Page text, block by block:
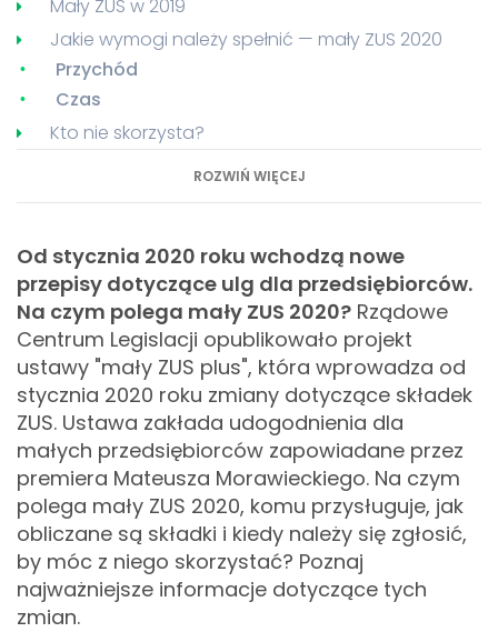
Mały ZUS w 2019
Jakie wymogi należy spełnić — mały ZUS 2020
Przychód
Czas
Kto nie skorzysta?
Przychód powyżej 120 000 zł w 2019
Karta podatkowa i zwolnienie z VAT
Mały ZUS — jak ustala się wysokość składek?
ROZWIŃ WIĘCEJ
Od stycznia 2020 roku wchodzą nowe
przepisy dotyczące ulg dla przedsiębiorców.
Na czym polega mały ZUS 2020? Rządowe
Centrum Legislacji opublikowało projekt
ustawy "mały ZUS plus", która wprowadza od
stycznia 2020 roku zmiany dotyczące składek
ZUS. Ustawa zakłada udogodnienia dla
małych przedsiębiorców zapowiadane przez
premiera Mateusza Morawieckiego. Na czym
polega mały ZUS 2020, komu przysługuje, jak
obliczane są składki i kiedy należy się zgłosić,
by móc z niego skorzystać? Poznaj
najważniejsze informacje dotyczące tych
zmian.